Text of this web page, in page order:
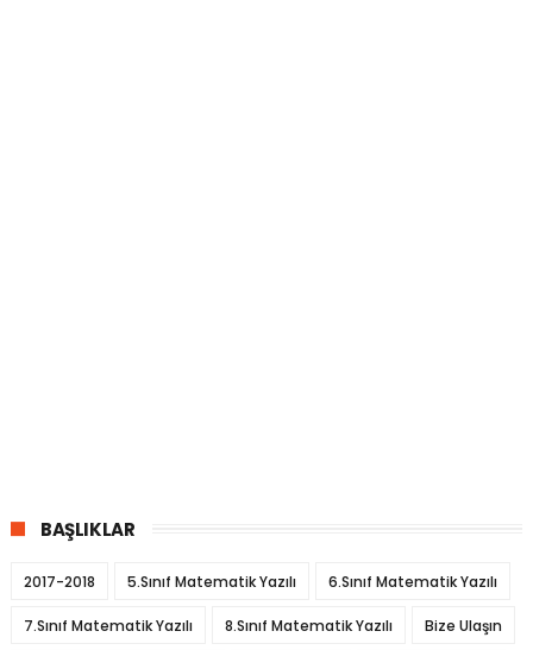
BAŞLIKLAR
2017-2018 5.Sınıf Matematik Yazılı 6.Sınıf Matematik Yazılı
7.Sınıf Matematik Yazılı 8.Sınıf Matematik Yazılı Bize Ulaşın